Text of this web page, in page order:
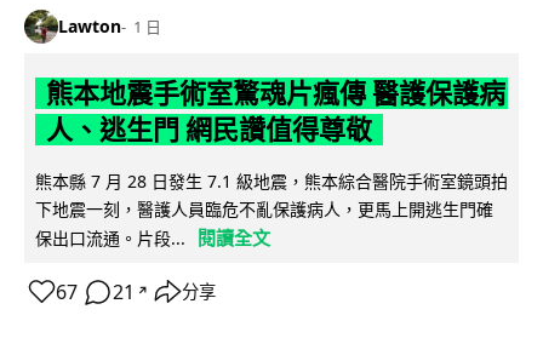
Lawton 1 日
熊本地震手術室驚魂片瘋傳 醫護保護病
人、逃生門 網民讚值得尊敬
熊本縣 7 月 28 日發生 7.1 級地震，熊本綜合醫院手術室鏡頭拍
下地震一刻，醫護人員臨危不亂保護病人，更馬上開逃生門確
保出口流通。片段...
閱讀全文
67 21 ↗ 分享